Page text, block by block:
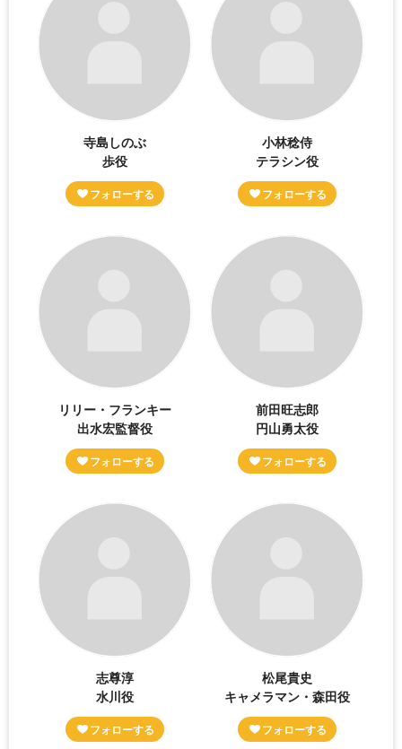
寺島しのぶ
歩役
小林稔侍
テラシン役
リリー・フランキー
出水宏監督役
前田旺志郎
円山勇太役
志尊淳
水川役
松尾貴史
キャメラマン・森田役